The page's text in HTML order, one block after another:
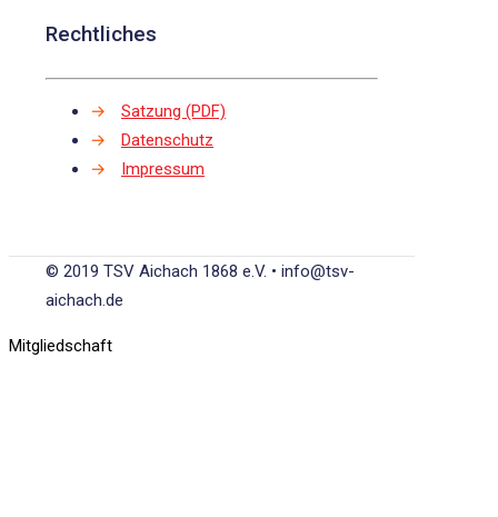
Rechtliches
→
Satzung (PDF)
→
Datenschutz
→
Impressum
© 2019 TSV Aichach 1868 e.V. • info@tsv-
aichach.de
Mitgliedschaft